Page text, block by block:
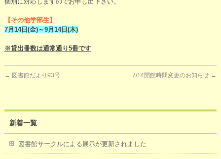
【その他学部生】
7月14日(金)～9月14日(木)
※貸出冊数は通常通り5冊です
← 図書館だより93号 7/14開館時間変更のお知らせ →
新着一覧
図書館サークルによる展示が更新されました